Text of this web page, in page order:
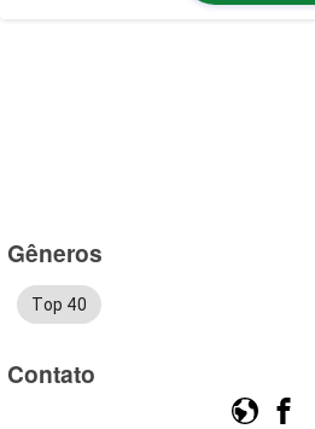
Gêneros
Top 40
Contato